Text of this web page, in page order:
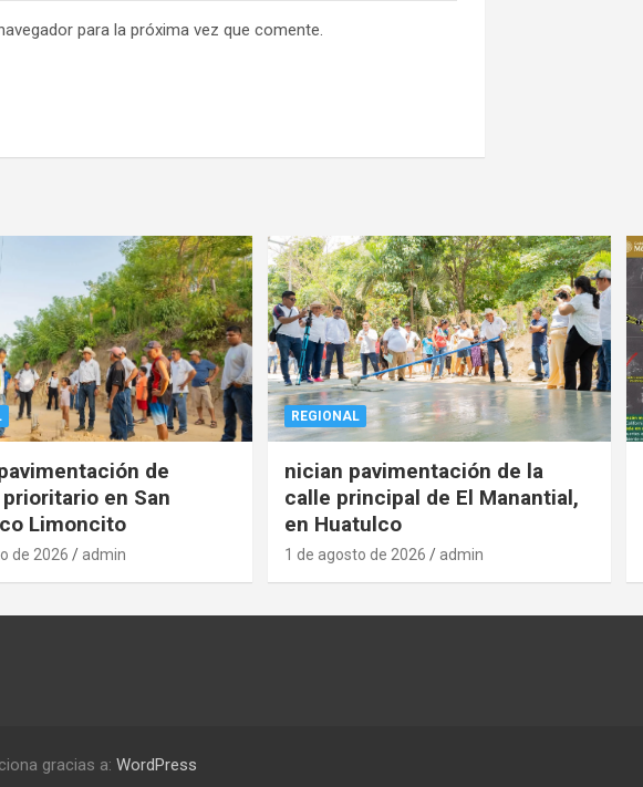
para la próxima vez que comente.
de
en San
Limoncito
de 2026 admin
REGIONAL
nician pavimentación de la
calle principal de El Manantial,
en Huatulco
1 de agosto de 2026 admin
gracias a: WordPress